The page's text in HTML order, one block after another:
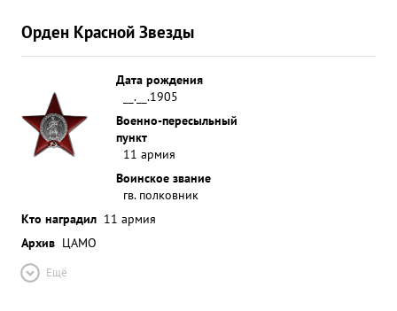
Орден Красной Звезды
Дата рождения
__.__.1905
Военно-пересыльный
пункт
11 армия
Воинское звание
гв. полковник
Кто наградил 11 армия
Архив ЦАМО
Ещё